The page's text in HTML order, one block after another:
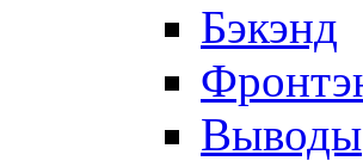
Бэкэнд
Выводы